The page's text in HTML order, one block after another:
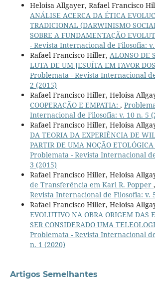
Heloisa Allgayer, Rafael Francisco
ANÁLISE ACERCA DA ÉTICA
TRADICIONAL (DARWINISMO
SOBRE A FUNDAMENTAÇÃO
- Revista Internacional de Filosofia:
Rafael Francisco Hiller, ALONSO DE
LUTA DE UM JESUÍTA EM FAVOR
Problemata - Revista Internacional
2 (2015)
Rafael Francisco Hiller, Heloisa
COOPERAÇÃO E EMPATIA: ,
Internacional de Filosofia: v. 10 n. 5
Rafael Francisco Hiller, Heloisa
DA TEORIA DA EXPERIÊNCIA DE
PARTIR DE UMA NOÇÃO
Problemata - Revista Internacional
3 (2015)
Rafael Francisco Hiller, Heloisa
de Transferência em Karl R. Popper ,
Revista Internacional de Filosofia: v.
Rafael Francisco Hiller, Heloisa
EVOLUTIVO NA OBRA ORIGEM DAS
SER CONSIDERADO UMA
Problemata - Revista Internacional
n. 1 (2020)
Artigos Semelhantes